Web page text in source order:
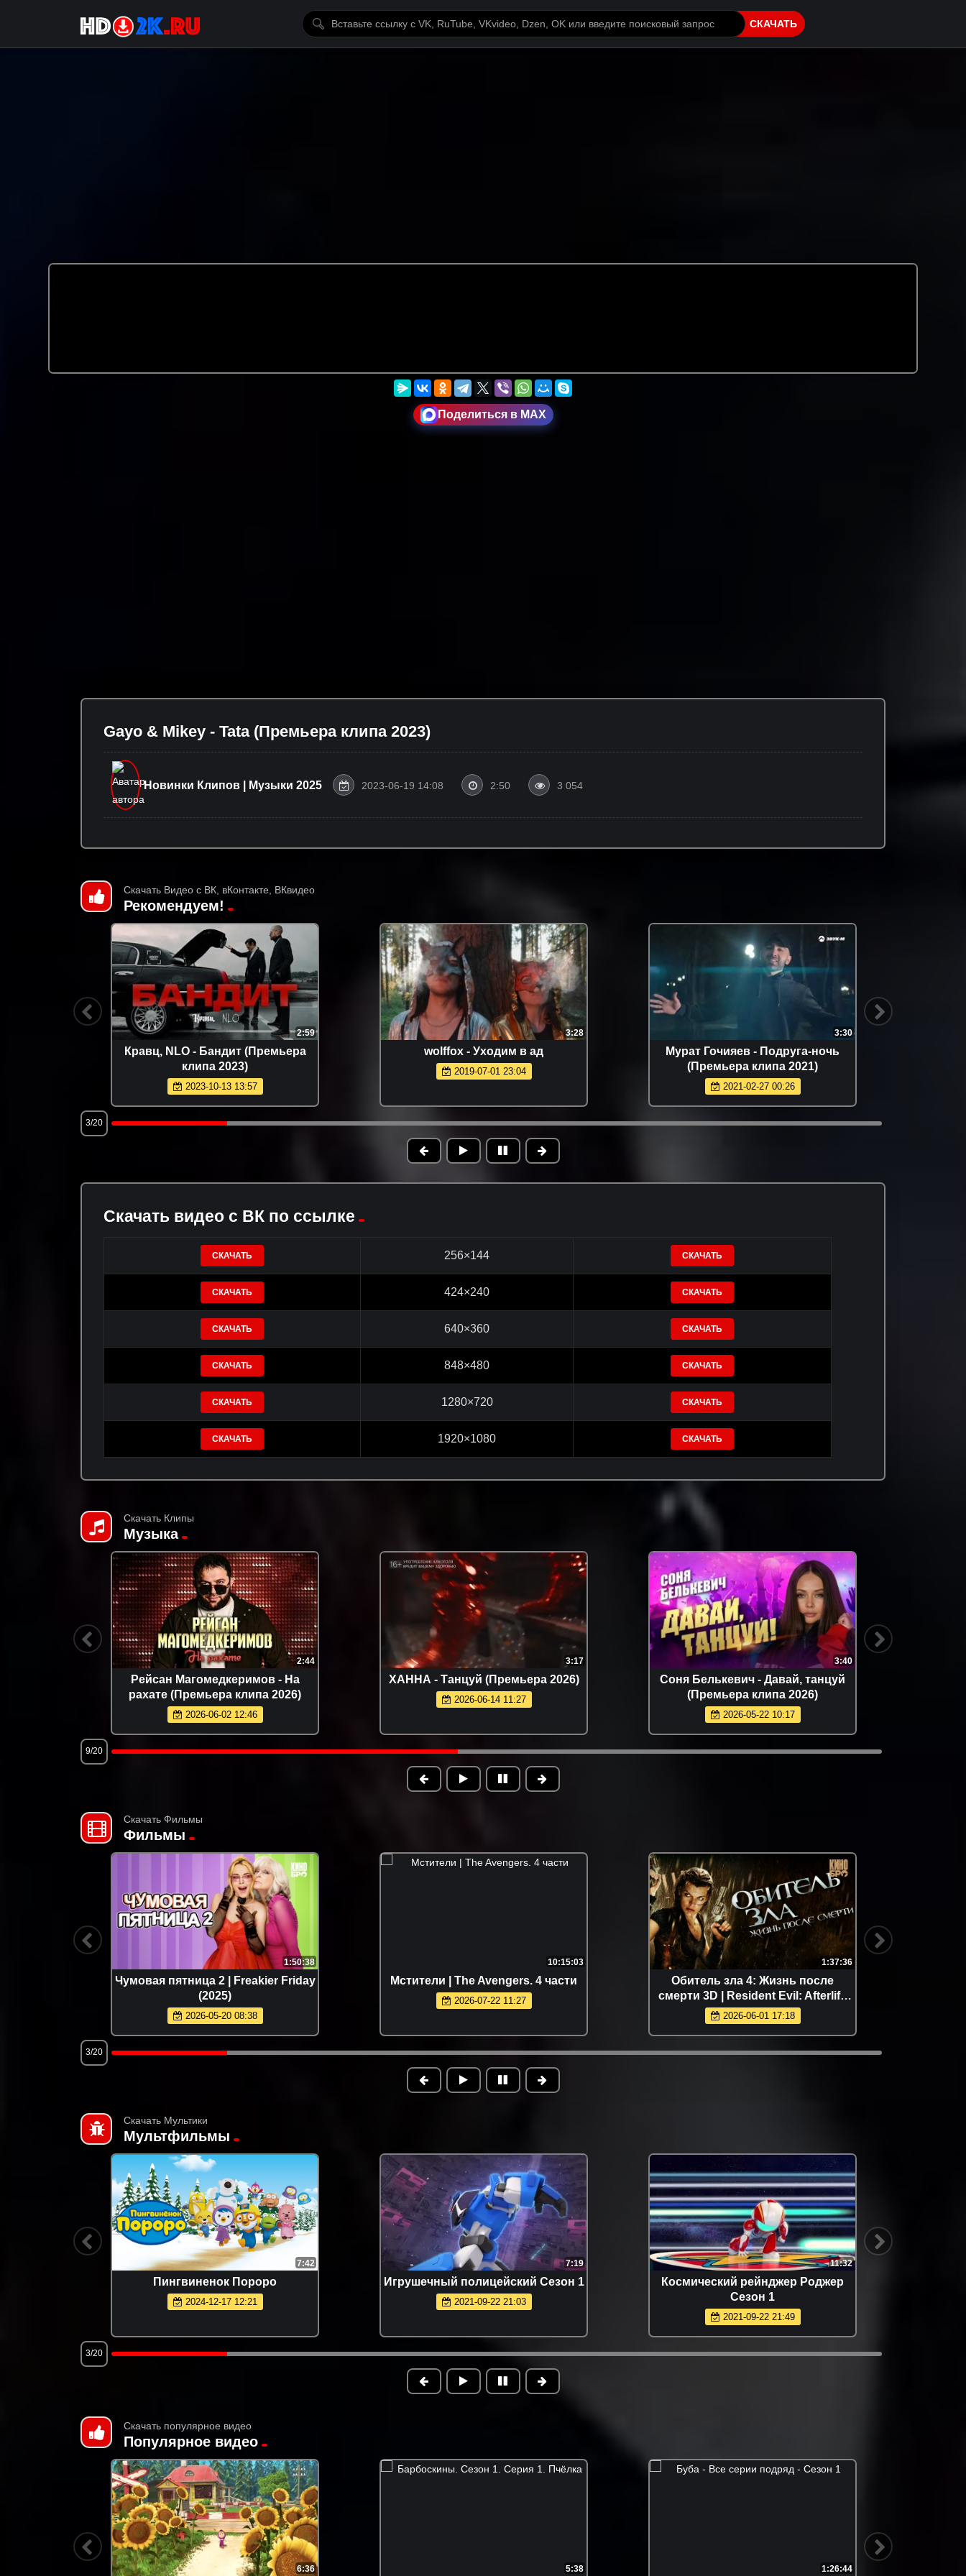
СКАЧАТЬ
Поделиться в MAX
Gayo & Mikey - Tata (Премьера клипа 2023)
Новинки Клипов | Музыки 2025 2023-06-19 14:08 2:50 3 054
Скачать Видео с ВК, вКонтакте, ВКвидео
Рекомендуем!
2:59
Кравц, NLO - Бандит (Премьера
клипа 2023)
2023-10-13 13:57
3:28
wolffox - Уходим в ад
2019-07-01 23:04
3:30
Мурат Гочияев - Подруга-ночь
(Премьера клипа 2021)
2021-02-27 00:26
3/20
Скачать видео с ВК по ссылке
СКАЧАТЬ 256×144 СКАЧАТЬ
СКАЧАТЬ 424×240 СКАЧАТЬ
СКАЧАТЬ 640×360 СКАЧАТЬ
СКАЧАТЬ 848×480 СКАЧАТЬ
СКАЧАТЬ 1280×720 СКАЧАТЬ
СКАЧАТЬ 1920×1080 СКАЧАТЬ
Скачать Клипы
Музыка
2:44
Рейсан Магомедкеримов - На
рахате (Премьера клипа 2026)
2026-06-02 12:46
3:17
ХАННА - Танцуй (Премьера 2026)
2026-06-14 11:27
3:40
Соня Белькевич - Давай, танцуй
(Премьера клипа 2026)
2026-05-22 10:17
9/20
Скачать Фильмы
Фильмы
1:50:38
Чумовая пятница 2 | Freakier Friday
(2025)
2026-05-20 08:38
10:15:03
Мстители | The Avengers. 4 части
2026-07-22 11:27
1:37:36
Обитель зла 4: Жизнь после
смерти 3D | Resident Evil: Afterlife
(2010)
2026-06-01 17:18
3/20
Скачать Мультики
Мультфильмы
7:42
Пингвиненок Пороро
2024-12-17 12:21
7:19
Игрушечный полицейский Сезон 1
2021-09-22 21:03
11:32
Космический рейнджер Роджер
Сезон 1
2021-09-22 21:49
3/20
Скачать популярное видео
Популярное видео
6:36 5:38 1:26:44